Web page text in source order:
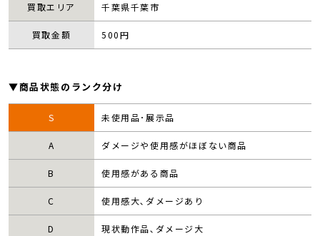
買取エリア 千葉県千葉市
買取金額 500円
▼商品状態のランク分け
S 未使用品･展示品
A ダメージや使用感がほぼない商品
B 使用感がある商品
C 使用感大､ダメージあり
D 現状動作品､ダメージ大